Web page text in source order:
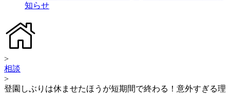
知らせ
>
相談
>
登園しぶりは休ませたほうが短期間で終わる！意外すぎる理